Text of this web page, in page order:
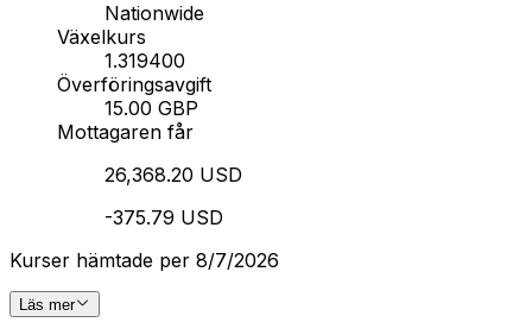
Nationwide
Växelkurs
1.319400
Överföringsavgift
15.00 GBP
Mottagaren får
26,368.20 USD
-375.79 USD
Kurser hämtade per 8/7/2026
Läs mer